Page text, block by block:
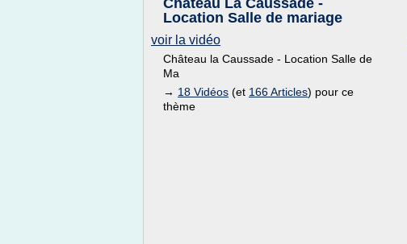
Château La Caussade -
Location Salle de mariage
voir la vidéo
Château la Caussade - Location Salle de
Ma
→ 18 Vidéos (et 166 Articles) pour ce
thème